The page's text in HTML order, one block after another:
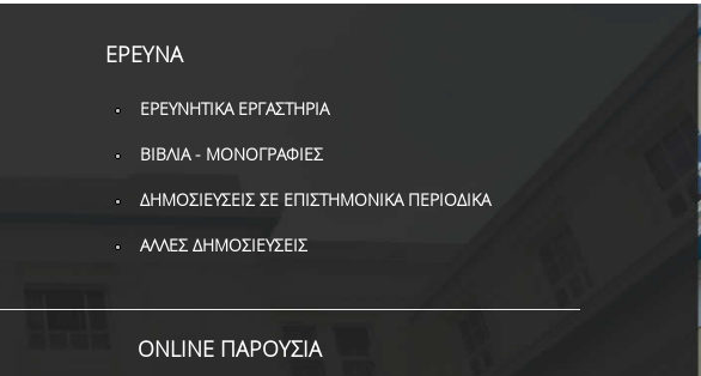
ΕΡΕΥΝΑ
ΕΡΕΥΝΗΤΙΚΑ ΕΡΓΑΣΤΗΡΙΑ
ΒΙΒΛΙΑ - ΜΟΝΟΓΡΑΦΙΕΣ
ΔΗΜΟΣΙΕΥΣΕΙΣ ΣΕ ΕΠΙΣΤΗΜΟΝΙΚΑ ΠΕΡΙΟΔΙΚΑ
ΑΛΛΕΣ ΔΗΜΟΣΙΕΥΣΕΙΣ
ONLINE ΠΑΡΟΥΣΙΑ